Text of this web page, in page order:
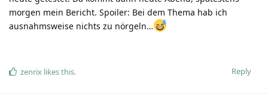
morgen mein Bericht. Spoiler: Bei dem Thema hab ich
ausnahmsweise nichts zu nörgeln…
Reply
zenrix likes this.